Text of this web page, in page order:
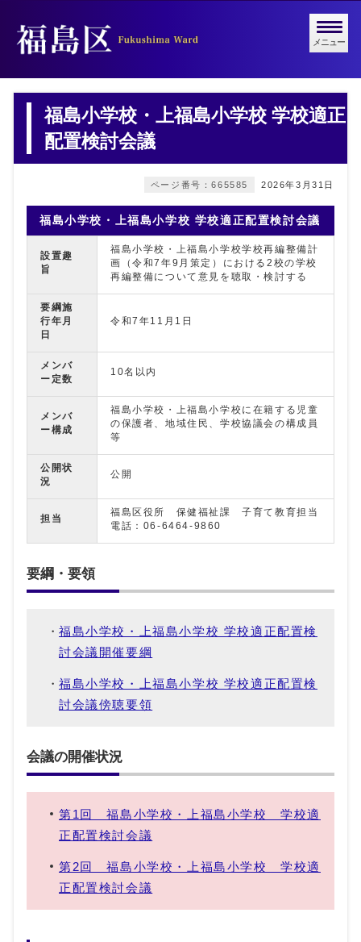
メニュー
福島小学校・上福島小学校 学校適正
配置検討会議
2026年3月31日
ページ番号：665585
福島小学校・上福島小学校 学校適正配置検討会議
設置趣
旨
福島小学校・上福島小学校学校再編整備計
画（令和7年9月策定）における2校の学校
再編整備について意見を聴取・検討する
要綱施
行年月
日
令和7年11月1日
メンバ
ー定数
10名以内
メンバ
ー構成
福島小学校・上福島小学校に在籍する児童
の保護者、地域住民、学校協議会の構成員
等
公開状
況
公開
担当
福島区役所 保健福祉課 子育て教育担当
電話：06-6464-9860
要綱・要領
福島小学校・上福島小学校 学校適正配置検
討会議開催要綱
福島小学校・上福島小学校 学校適正配置検
討会議傍聴要領
会議の開催状況
第1回 福島小学校・上福島小学校 学校適
正配置検討会議
第2回 福島小学校・上福島小学校 学校適
正配置検討会議